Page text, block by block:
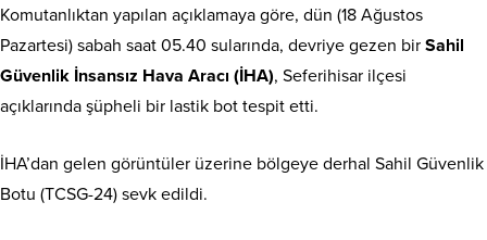
Komutanlıktan yapılan açıklamaya göre, dün (18 Ağustos
Pazartesi) sabah saat 05.40 sularında, devriye gezen bir Sahil
Güvenlik İnsansız Hava Aracı (İHA), Seferihisar ilçesi
açıklarında şüpheli bir lastik bot tespit etti.
İHA’dan gelen görüntüler üzerine bölgeye derhal Sahil Güvenlik
Botu (TCSG-24) sevk edildi.